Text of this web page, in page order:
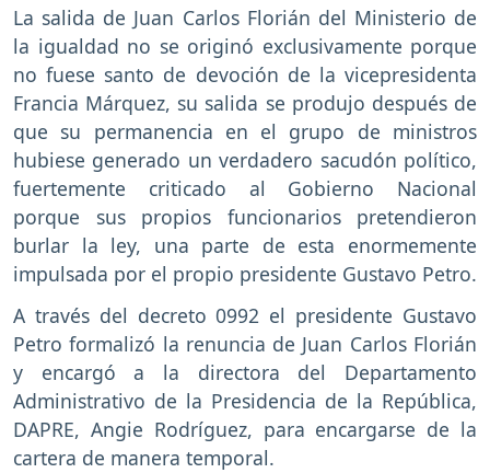
La salida de Juan Carlos Florián del Ministerio de
la igualdad no se originó exclusivamente porque
no fuese santo de devoción de la vicepresidenta
Francia Márquez, su salida se produjo después de
que su permanencia en el grupo de ministros
hubiese generado un verdadero sacudón político,
fuertemente criticado al Gobierno Nacional
porque sus propios funcionarios pretendieron
burlar la ley, una parte de esta enormemente
impulsada por el propio presidente Gustavo Petro.
A través del decreto 0992 el presidente Gustavo
Petro formalizó la renuncia de Juan Carlos Florián
y encargó a la directora del Departamento
Administrativo de la Presidencia de la República,
DAPRE, Angie Rodríguez, para encargarse de la
cartera de manera temporal.